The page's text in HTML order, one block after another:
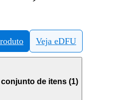
Veja eDFU
de itens (1)